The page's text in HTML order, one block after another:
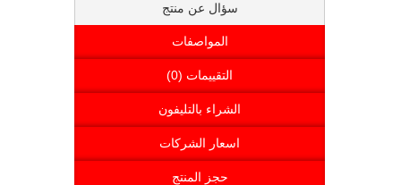
سؤال عن منتج
المواصفات
التقييمات (0)
الشراء بالتليفون
اسعار الشركات
حجز المنتج